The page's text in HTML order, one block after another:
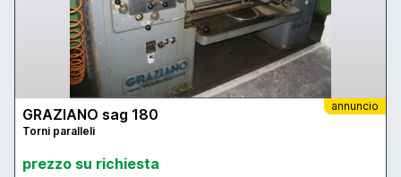
annuncio
GRAZIANO sag 180
Torni paralleli
prezzo su richiesta